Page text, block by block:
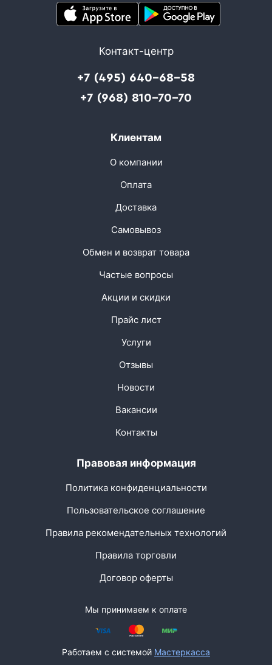
Контакт-центр
+7 (495) 640-68-58
+7 (968) 810-70-70
Клиентам
О компании
Оплата
Доставка
Самовывоз
Обмен и возврат товара
Частые вопросы
Акции и скидки
Прайс лист
Услуги
Отзывы
Новости
Вакансии
Контакты
Правовая информация
Политика конфиденциальности
Пользовательское соглашение
Правила рекомендательных технологий
Правила торговли
Договор оферты
Мы принимаем к оплате
Работаем с системой Мастеркасса